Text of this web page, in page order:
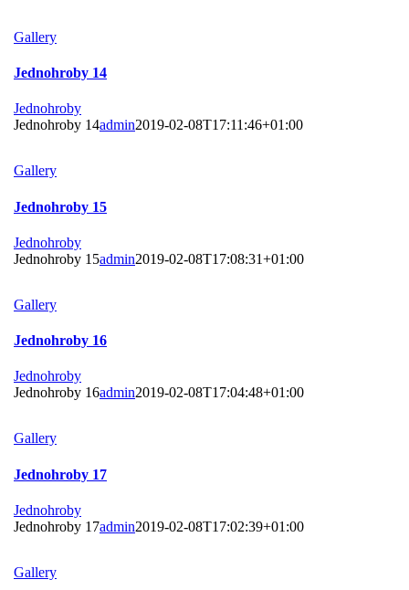
Gallery
Jednohroby 14
Jednohroby
Jednohroby 14admin2019-02-08T17:11:46+01:00
Gallery
Jednohroby 15
Jednohroby
Jednohroby 15admin2019-02-08T17:08:31+01:00
Gallery
Jednohroby 16
Jednohroby
Jednohroby 16admin2019-02-08T17:04:48+01:00
Gallery
Jednohroby 17
Jednohroby
Jednohroby 17admin2019-02-08T17:02:39+01:00
Gallery